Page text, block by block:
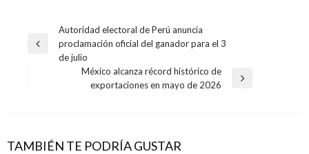
Navegación
de
Entrada
Autoridad electoral de Perú anuncia
proclamación oficial del ganador para el 3
de julio
México alcanza récord histórico de
exportaciones en mayo de 2026
TAMBIÉN TE PODRÍA GUSTAR